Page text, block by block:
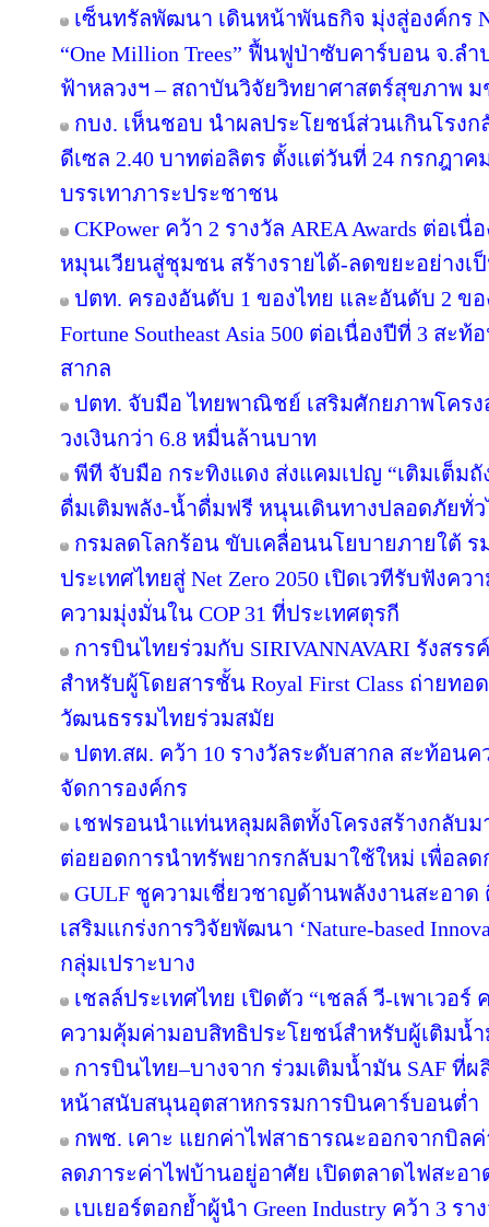
เซ็นทรัลพัฒนา เดินหน้าพันธกิจ มุ่งสู่องค์กร
“One Million Trees” ฟื้นฟูป่าซับคาร์บอน จ.ล
ฟ้าหลวงฯ – สถาบันวิจัยวิทยาศาสตร์สุขภาพ ม
กบง. เห็นชอบ นำผลประโยชน์ส่วนเกินโรง
ดีเซล 2.40 บาทต่อลิตร ตั้งแต่วันที่ 24 กรกฎาค
บรรเทาภาระประชาชน
CKPower คว้า 2 รางวัล AREA Awards ต่อเ
หมุนเวียนสู่ชุมชน สร้างรายได้-ลดขยะอย่างเ
ปตท. ครองอันดับ 1 ของไทย และอันดับ 2 ขอ
Fortune Southeast Asia 500 ต่อเนื่องปีที่ 3 ส
สากล
ปตท. จับมือ ไทยพาณิชย์ เสริมศักยภาพโคร
วงเงินกว่า 6.8 หมื่นล้านบาท
พีที จับมือ กระทิงแดง ส่งแคมเปญ “เติมเต็มถั
ดื่มเติมพลัง-น้ำดื่มฟรี หนุนเดินทางปลอดภัยทั่
กรมลดโลกร้อน ขับเคลื่อนนโยบายภายใต้ ร
ประเทศไทยสู่ Net Zero 2050 เปิดเวทีรับฟัง
ความมุ่งมั่นใน COP 31 ที่ประเทศตุรกี
การบินไทยร่วมกับ SIRIVANNAVARI รังสร
สำหรับผู้โดยสารชั้น Royal First Class ถ่ายท
วัฒนธรรมไทยร่วมสมัย
ปตท.สผ. คว้า 10 รางวัลระดับสากล สะท้อน
จัดการองค์กร
เชฟรอนนำแท่นหลุมผลิตทั้งโครงสร้างกลับ
ต่อยอดการนำทรัพยากรกลับมาใช้ใหม่ เพื่อล
GULF ชูความเชี่ยวชาญด้านพลังงานสะอา
เสริมแกร่งการวิจัยพัฒนา ‘Nature-based
กลุ่มเปราะบาง
เชลล์ประเทศไทย เปิดตัว “เชลล์ วี-เพาเวอ
ความคุ้มค่ามอบสิทธิประโยชน์สำหรับผู้เติมน้ำ
การบินไทย–บางจาก ร่วมเติมน้ำมัน SAF ที่
หน้าสนับสนุนอุตสาหกรรมการบินคาร์บอนต่ำ
กพช. เคาะ แยกค่าไฟสาธารณะออกจากบิล
ลดภาระค่าไฟบ้านอยู่อาศัย เปิดตลาดไฟสะอา
เบเยอร์ตอกย้ำผู้นำ Green Industry คว้า 3 ร